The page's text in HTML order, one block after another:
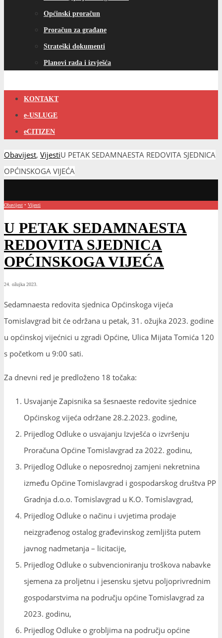
Općinski proračun
Proračun za građane
Strateški dokumenti
Planovi rada i izvješća
KONTAKT
e-USLUGE
eCITIZEN
Obavijest, VijestiU PETAK SEDAMNAESTA REDOVITA SJEDNICA
OPĆINSKOGA VIJEĆA
Obavijest • Vijesti
U PETAK SEDAMNAESTA
REDOVITA SJEDNICA
OPĆINSKOGA VIJEĆA
24. ožujka 2023.
Sedamnaesta redovita sjednica Općinskoga vijeća
Tomislavgrad bit će održana u petak, 31. ožujka 2023. godine
u općinskoj vijećnici u zgradi Općine, Ulica Mijata Tomića 120
s početkom u 9:00 sati.
Za dnevni red je predloženo 18 točaka:
Usvajanje Zapisnika sa šesnaeste redovite sjednice
Općinskog vijeća održane 28.2.2023. godine,
Prijedlog Odluke o usvajanju Izvješća o izvršenju
Proračuna Općine Tomislavgrad za 2022. godinu,
Prijedlog Odluke o neposrednoj zamjeni nekretnina
između Općine Tomislavgrad i gospodarskog društva PP
Gradnja d.o.o. Tomislavgrad u K.O. Tomislavgrad,
Prijedlog Odluke o načinu i uvjetima prodaje
neizgrađenog ostalog građevinskog zemljišta putem
javnog nadmetanja – licitacije,
Prijedlog Odluke o subvencioniranju troškova nabavke
sjemena za proljetnu i jesensku sjetvu poljoprivrednim
gospodarstvima na području općine Tomislavgrad za
2023. godinu,
Prijedlog Odluke o grobljima na području općine